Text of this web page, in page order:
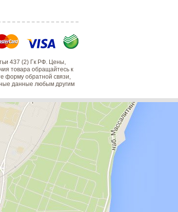
437 (2) Гк РФ. Цены,
товара обращайтесь к
форму обратной связи,
данные любым другим